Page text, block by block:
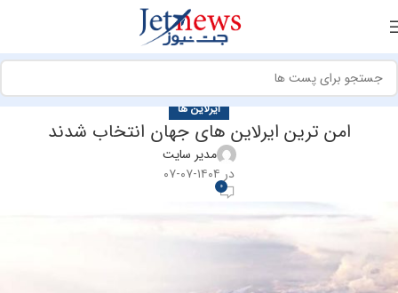
ایرلاین ها
امن ترین ایرلاین های جهان انتخاب شدند
مدیر سایت
در ۱۴۰۴-۰۷-۰۷
0